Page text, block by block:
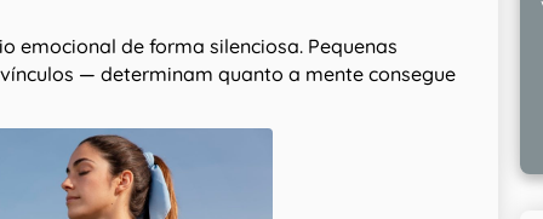
emocional de forma silenciosa. Pequenas
— determinam quanto a mente consegue